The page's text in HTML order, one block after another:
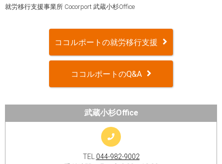
就労移行支援事業所 Cocorport 武蔵小杉Office
ココルポートの就労移行支援
ココルポートのQ&A
武蔵小杉Office
TEL 044-982-9002